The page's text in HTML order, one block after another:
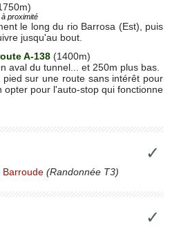
proximité
le long du rio Barrosa (Est), puis
jusqu'au bout.
A-138 (1400m)
aval du tunnel... et 250m plus bas.
sur une route sans intérêt pour
opter pour l'auto-stop qui fonctionne
✓
Barroude (Randonnée T3)
✓